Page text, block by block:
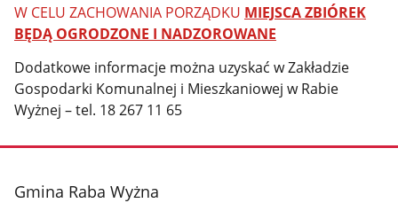
W CELU ZACHOWANIA PORZĄDKU MIEJSCA ZBIÓREK
BĘDĄ OGRODZONE I NADZOROWANE
Dodatkowe informacje można uzyskać w Zakładzie
Gospodarki Komunalnej i Mieszkaniowej w Rabie
Wyżnej – tel. 18 267 11 65
stopka
Gmina Raba Wyżna